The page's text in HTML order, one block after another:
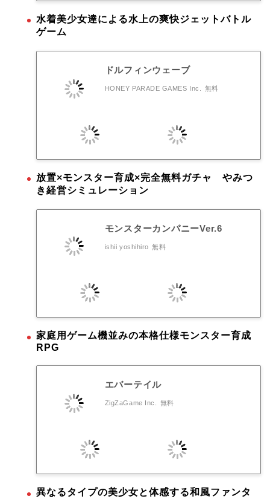
水着美少女達による水上の爽快ジェットバトル
ゲーム
ドルフィンウェーブ
HONEY PARADE GAMES Inc. 無料
放置×モンスター育成×完全無料ガチャ やみつ
き経営シミュレーション
モンスターカンパニーVer.6
ishii yoshihiro 無料
家庭用ゲーム機並みの本格仕様モンスター育成
RPG
エバーテイル
ZigZaGame Inc. 無料
異なるタイプの美少女と体感する和風ファンタ